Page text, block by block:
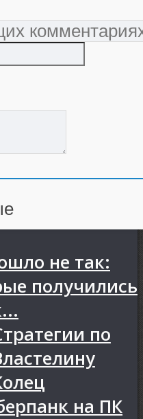
не так:
получились
по
на ПК